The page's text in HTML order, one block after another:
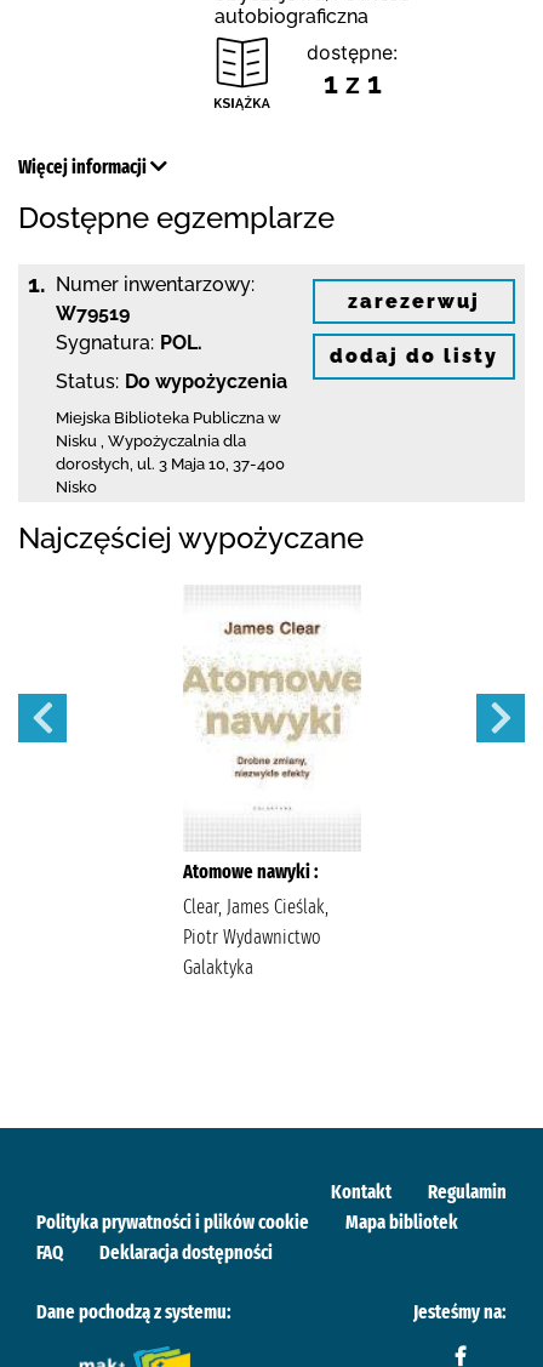
autobiograficzna
dostępne:
1 z 1
Więcej informacji
Dostępne egzemplarze
1. Numer inwentarzowy:
W79519
Sygnatura: POL.
Status: Do wypożyczenia
Miejska Biblioteka Publiczna w
Nisku
Wypożyczalnia dla
dorosłych, ul. 3 Maja 10 37-400
Nisko
zarezerwuj
dodaj do listy
Najczęściej wypożyczane
Atomowe nawyki :
Clear, James Cieślak,
Piotr Wydawnictwo
Galaktyka
Kontakt
Regulamin
Polityka prywatności i plików cookie
Mapa bibliotek
FAQ
Deklaracja dostępności
Dane pochodzą z systemu: Jesteśmy na: